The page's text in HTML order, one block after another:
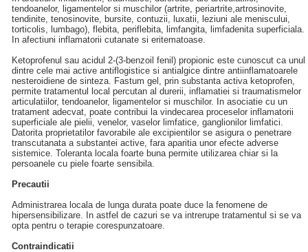
tendoanelor, ligamentelor si muschilor (artrite, periartrite,artrosinovite,
tendinite, tenosinovite, bursite, contuzii, luxatii, leziuni ale meniscului,
torticolis, lumbago), flebita, periflebita, limfangita, limfadenita superficiala.
In afectiuni inflamatorii cutanate si eritematoase.
Ketoprofenul sau acidul 2-(3-benzoil fenil) propionic este cunoscut ca unul
dintre cele mai active antiflogistice si antialgice dintre antiinflamatoarele
nesteroidiene de sinteza. Fastum gel, prin substanta activa ketoprofen,
permite tratamentul local percutan al durerii, inflamatiei si traumatismelor
articulatiilor, tendoanelor, ligamentelor si muschilor. In asociatie cu un
tratament adecvat, poate contribui la vindecarea proceselor inflamatorii
superficiale ale pielii, venelor, vaselor limfatice, ganglionilor limfatici.
Datorita proprietatilor favorabile ale excipientilor se asigura o penetrare
transcutanata a substantei active, fara aparitia unor efecte adverse
sistemice. Toleranta locala foarte buna permite utilizarea chiar si la
persoanele cu piele foarte sensibila.
Precautii
Administrarea locala de lunga durata poate duce la fenomene de
hipersensibilizare. In astfel de cazuri se va intrerupe tratamentul si se va
opta pentru o terapie corespunzatoare.
Contraindicatii